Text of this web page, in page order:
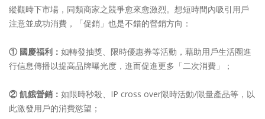
縱觀時下市場，同類商家之競爭愈來愈激烈。想短時間內吸引用戶
注意並成功消費，「促銷」也是不錯的營銷方向：
① 國慶福利： 如轉發抽獎、限時優惠券等活動，藉助用戶生活圈進
行信息傳播以提高品牌曝光度，進而促進更多「二次消費」；
② 飢餓營銷： 如限時秒殺、IP cross over限時活動/限量產品等，以
此激發用戶的消費慾望；